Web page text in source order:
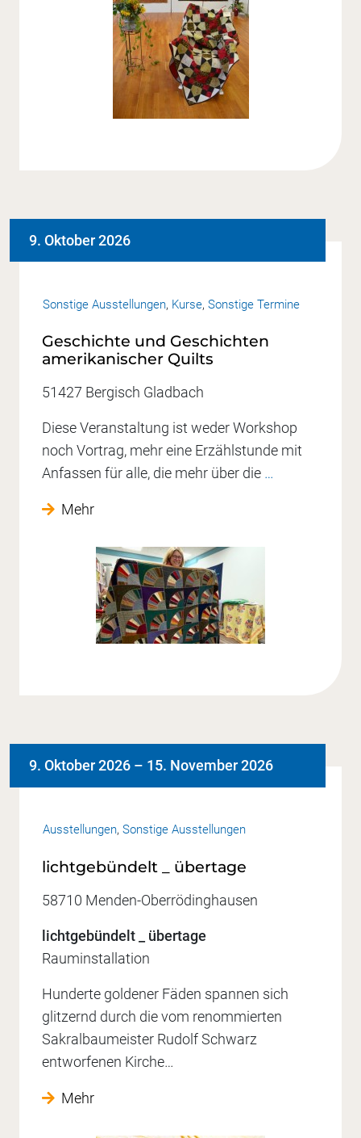
Sonstige Ausstellungen, Kurse, Sonstige Termine
9. Oktober 2026
Geschichte und Geschichten
amerikanischer Quilts
51427 Bergisch Gladbach
Diese Veranstaltung ist weder Workshop
noch Vortrag, mehr eine Erzählstunde mit
Anfassen für alle, die mehr über die …
Mehr
Ausstellungen, Sonstige Ausstellungen
9. Oktober 2026 – 15. November 2026
lichtgebündelt _ übertage
58710 Menden-Oberrödinghausen
lichtgebündelt _ übertage
Rauminstallation
Hunderte goldener Fäden spannen sich
glitzernd durch die vom renommierten
Sakralbaumeister Rudolf Schwarz
entworfenen Kirche…
Mehr